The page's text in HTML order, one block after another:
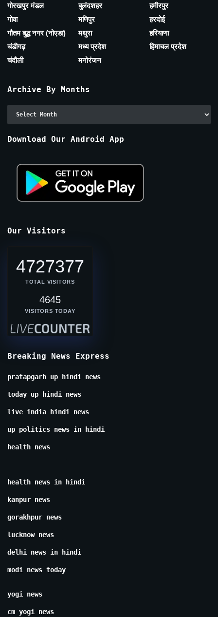
गोरखपुर मंडल
गोवा
गौतम बुद्ध नगर (नोएडा)
चंडीगढ़
चंदौली
बुलंदशहर
मणिपुर
मथुरा
मध्य प्रदेश
मनोरंजन
हमीरपुर
हरदोई
हरियाणा
हिमाचल प्रदेश
Archive By Months
Download Our Android App
Our Visitors
4727377
TOTAL VISITORS
4645
VISITORS TODAY
Breaking News Express
pratapgarh up hindi news
today up hindi news
live india hindi news
up politics news in hindi
health news
health news in hindi
kanpur news
gorakhpur news
lucknow news
delhi news in hindi
modi news today
yogi news
cm yogi news